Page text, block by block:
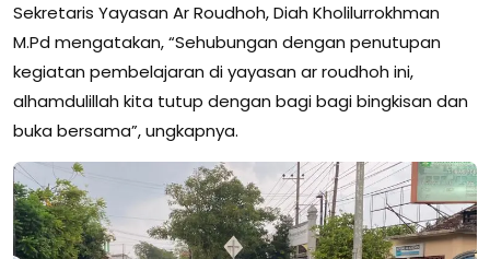
Sekretaris Yayasan Ar Roudhoh, Diah Kholilurrokhman
M.Pd mengatakan, “Sehubungan dengan penutupan
kegiatan pembelajaran di yayasan ar roudhoh ini,
alhamdulillah kita tutup dengan bagi bagi bingkisan dan
buka bersama”, ungkapnya.